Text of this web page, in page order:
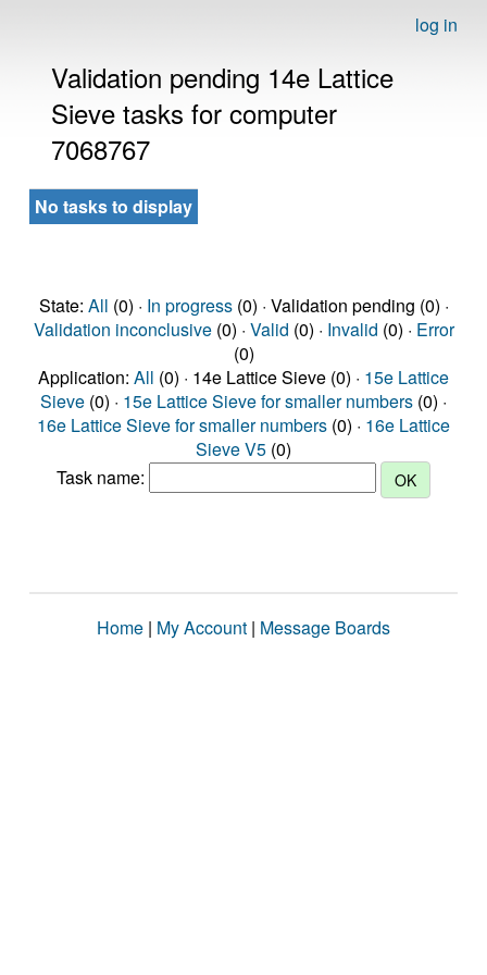
log in
Validation pending 14e Lattice
Sieve tasks for computer
7068767
No tasks to display
State: All (0) · In progress(0) · Validation pending (0) ·
Validation inconclusive(0) · Valid (0) · Invalid (0) · Error
(0)
Application: All (0) · 14e Lattice Sieve (0) · 15e Lattice
Sieve (0) · 15e Lattice Sieve for smaller numbers (0) ·
16e Lattice Sieve for smaller numbers (0) · 16e Lattice
Sieve V5 (0)
Task name:
Home | My Account | Message Boards